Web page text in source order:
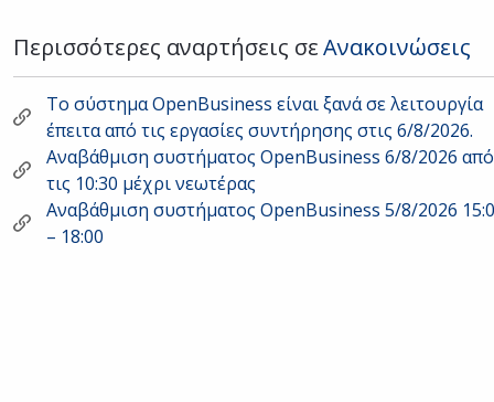
Περισσότερες αναρτήσεις σεΑνακοινώσεις
Το σύστημα OpenBusiness είναι ξανά σε λειτουργία
έπειτα από τις εργασίες συντήρησης στις 6/8/2026.
Αναβάθμιση συστήματος OpenBusiness 6/8/2026 από
τις 10:30 μέχρι νεωτέρας
Αναβάθμιση συστήματος OpenBusiness 5/8/2026
– 18:00